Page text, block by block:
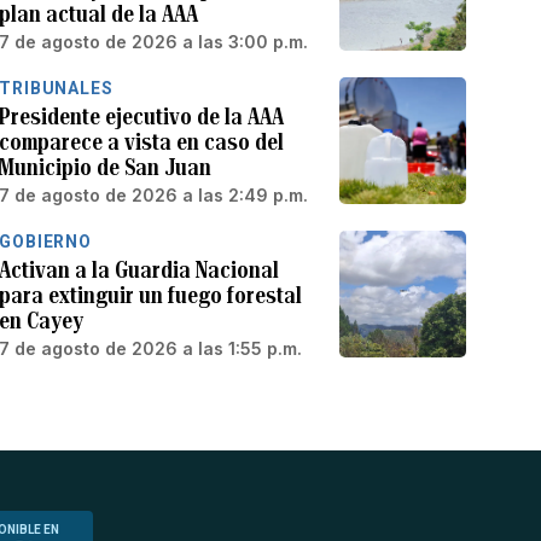
plan actual de la AAA
7 de agosto de 2026 a las 3:00 p.m.
TRIBUNALES
Presidente ejecutivo de la AAA
comparece a vista en caso del
Municipio de San Juan
7 de agosto de 2026 a las 2:49 p.m.
GOBIERNO
Activan a la Guardia Nacional
para extinguir un fuego forestal
en Cayey
7 de agosto de 2026 a las 1:55 p.m.
EN